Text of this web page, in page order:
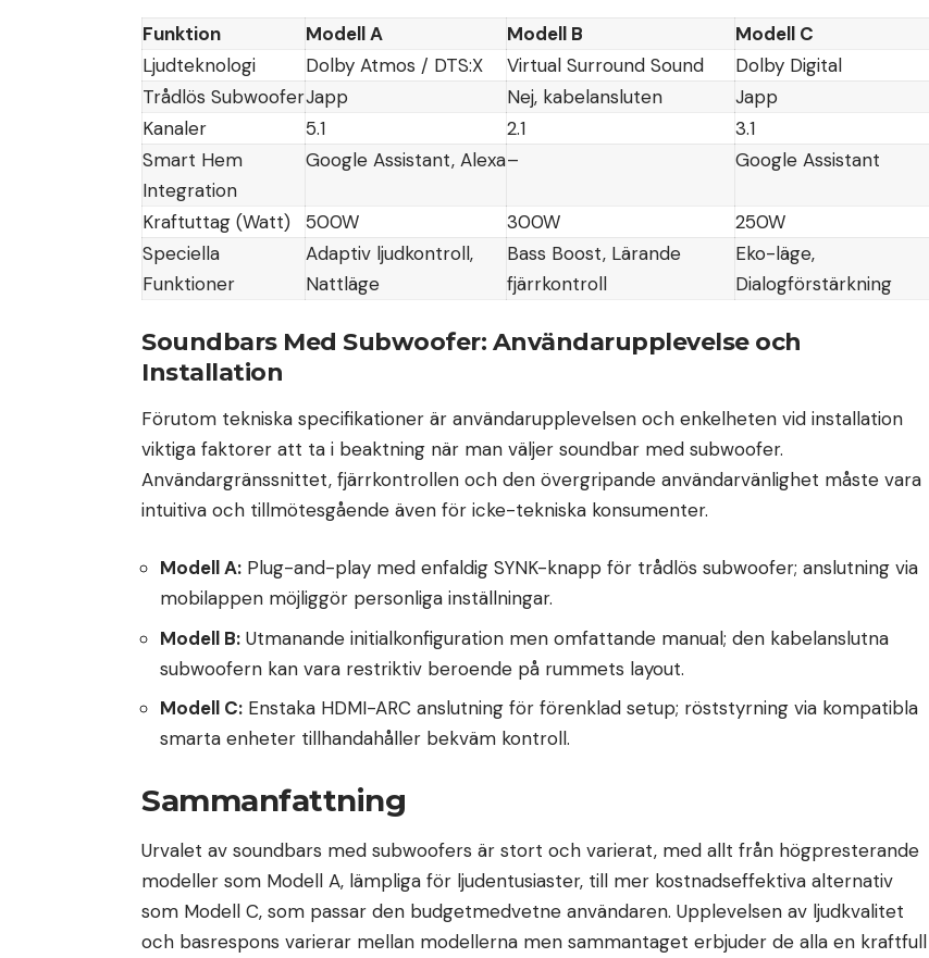
Funktion Modell A Modell B
Modell C
Ljudteknologi
Dolby Atmos / DTS:X Virtual Surround Sound
Dolby Digital
Trådlös SubwooferJapp Nej, kabelansluten
Japp
Kanaler
5.1 2.1
3.1
Smart Hem
Integration
Google Assistant, Alexa– Google Assistant
Kraftuttag (Watt) 500W 300W
250W
Speciella
Funktioner
Adaptiv ljudkontroll,
Nattläge
Bass Boost, Lärande
fjärrkontroll
Eko-läge,
Dialogförstärkning
Soundbars Med Subwoofer: Användarupplevelse och
Installation
Förutom tekniska specifikationer är användarupplevelsen och enkelheten vid installation
viktiga faktorer att ta i beaktning när man väljer soundbar med subwoofer.
Användargränssnittet, fjärrkontrollen och den övergripande användarvänlighet måste vara
intuitiva och tillmötesgående även för icke-tekniska konsumenter.
Modell A: Plug-and-play med enfaldig SYNK-knapp för trådlös subwoofer; anslutning via
mobilappen möjliggör personliga inställningar.
Modell B: Utmanande initialkonfiguration men omfattande manual; den kabelanslutna
subwoofern kan vara restriktiv beroende på rummets layout.
Modell C: Enstaka HDMI-ARC anslutning för förenklad setup; röststyrning via kompatibla
smarta enheter tillhandahåller bekväm kontroll.
Sammanfattning
Urvalet av soundbars med subwoofers är stort och varierat, med allt från högpresterande
modeller som Modell A, lämpliga för ljudentusiaster, till mer kostnadseffektiva alternativ
som Modell C, som passar den budgetmedvetne användaren. Upplevelsen av ljudkvalitet
och basrespons varierar mellan modellerna men sammantaget erbjuder de alla en kraftfull